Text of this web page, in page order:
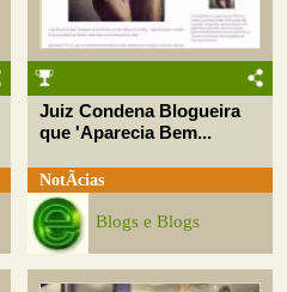
Juiz Condena Blogueira
que 'Aparecia Bem...
NotÃ­cias
Blogs e Blogs